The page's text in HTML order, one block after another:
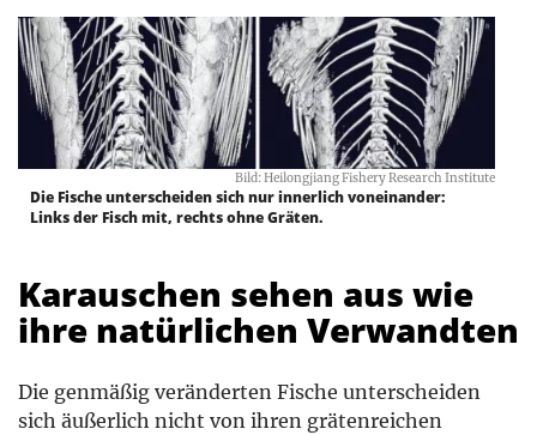
Bild: Heilongjiang Fishery Research Institute
Die Fische unterscheiden sich nur innerlich voneinander:
Links der Fisch mit, rechts ohne Gräten.
Karauschen sehen aus wie
ihre natürlichen Verwandten
Die genmäßig veränderten Fische unterscheiden
sich äußerlich nicht von ihren grätenreichen